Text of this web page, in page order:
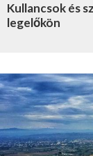
Kullancsok és
legelőkön